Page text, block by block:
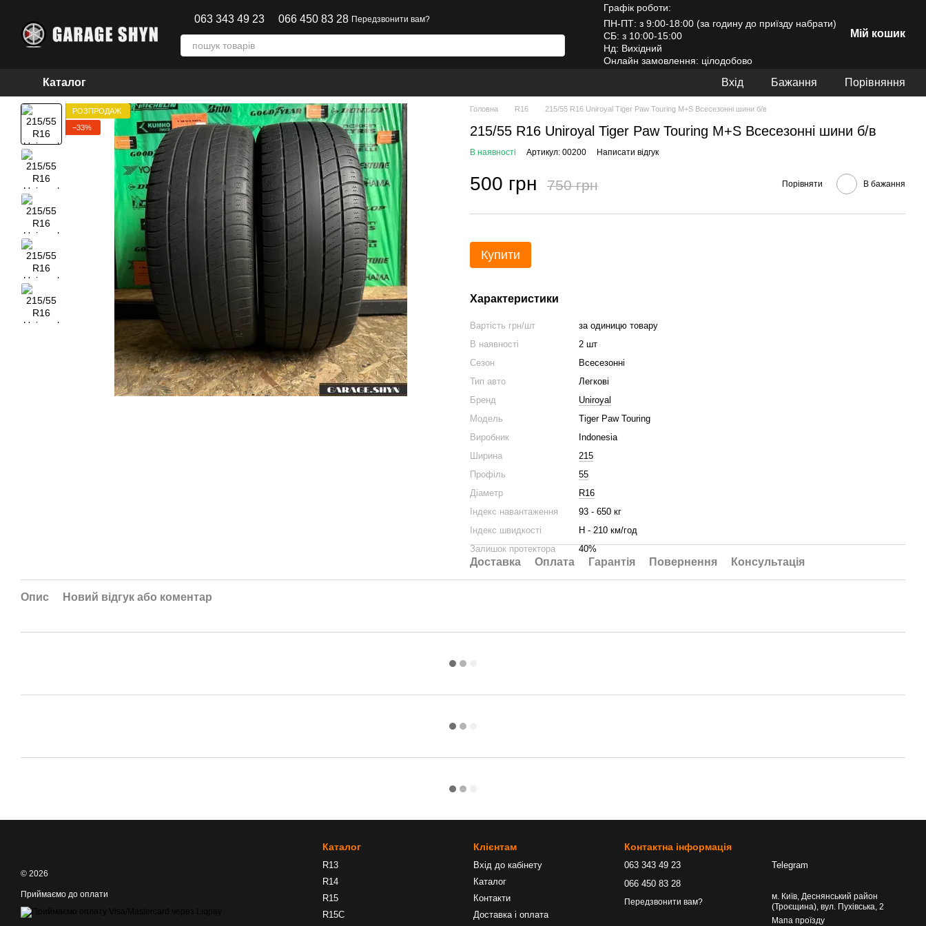
063 343 49 23 066 450 83 28 Передзвонити вам?
Графік роботи:
ПН-ПТ: з 9:00-18:00 (за годину до приїзду набрати)
СБ: з 10:00-15:00
Нд: Вихідний
Онлайн замовлення: цілодобово
Мій кошик
Каталог Вхід Бажання Порівняння
РОЗПРОДАЖ
−33%
Головна R16 215/55 R16 Uniroyal Tiger Paw Touring M+S Всесезонні шини б/в
215/55 R16 Uniroyal Tiger Paw Touring M+S Всесезонні шини б/в
В наявності Артикул: 00200 Написати відгук
500 грн 750 грн Порівняти В бажання
Купити
Характеристики
Вартість грн/шт
за одиницю товару
В наявності
2 шт
Сезон
Всесезонні
Тип авто
Легкові
Бренд
Uniroyal
Модель
Tiger Paw Touring
Виробник
Indonesia
Ширина
215
Профіль
55
Діаметр
R16
Індекс навантаження
93 - 650 кг
Індекс швидкості
H - 210 км/год
Залишок протектора
40%
Доставка Оплата Гарантія Повернення Консультація
Опис Новий відгук або коментар
© 2026
Приймаємо до оплати
Каталог
R13
R14
R15
R15C
Клієнтам
Вхід до кабінету
Каталог
Контакти
Доставка і оплата
Контактна інформація
063 343 49 23
066 450 83 28
Передзвонити вам?
Telegram
м. Київ, Деснянський район
(Троєщина), вул. Пухівська, 2
Мапа проїзду